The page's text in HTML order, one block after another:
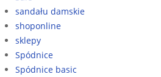
sandału damskie
shoponline
sklepy
Spódnice
Spódnice basic